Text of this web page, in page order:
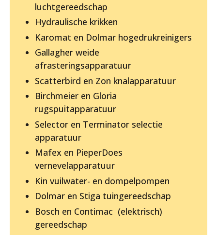
luchtgereedschap
Hydraulische krikken
Karomat en Dolmar hogedrukreinigers
Gallagher weide
afrasteringsapparatuur
Scatterbird en Zon knalapparatuur
Birchmeier en Gloria
rugspuitapparatuur
Selector en Terminator selectie
apparatuur
Mafex en PieperDoes
vernevelapparatuur
Kin vuilwater- en dompelpompen
Dolmar en Stiga tuingereedschap
Bosch en Contimac (elektrisch)
gereedschap